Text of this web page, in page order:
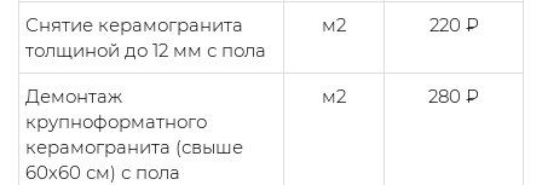
Снятие керамогранита
толщиной до 12 мм с пола
м2 220 ₽
Демонтаж
крупноформатного
керамогранита (свыше
60х60 см) с пола
м2 280 ₽